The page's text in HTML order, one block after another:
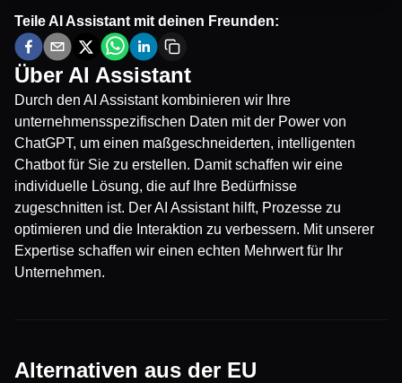
TeileAI Assistant mit deinen Freunden:
Über AI Assistant
Durch den AI Assistant kombinieren wir Ihre
unternehmensspezifischen Daten mit der Power von
ChatGPT, um einen maßgeschneiderten, intelligenten
Chatbot für Sie zu erstellen. Damit schaffen wir eine
individuelle Lösung, die auf Ihre Bedürfnisse
zugeschnitten ist. Der AI Assistant hilft, Prozesse zu
optimieren und die Interaktion zu verbessern. Mit unserer
Expertise schaffen wir einen echten Mehrwert für Ihr
Unternehmen.
Alternativen aus der EU